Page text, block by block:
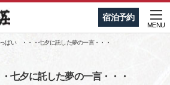
宿泊予約
MENU
ぱい ・・・七夕に託した夢の一言・・・
七夕に託した夢の一言・・・